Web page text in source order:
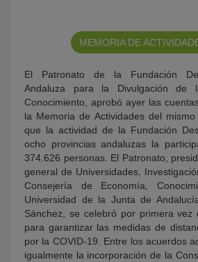
MEMORIA DE
El Patronato de la Fundación
Andaluza para la Divulgación de
Conocimiento, aprobó ayer las
la Memoria de Actividades del
que la actividad de la Fundación
ocho provincias andaluzas la
374.626 personas. El Patronato,
general de Universidades,
Consejería de Economía,
Universidad de la Junta de
Sánchez, se celebró por primera vez
para garantizar las medidas de
por la COVID-19. Entre los acuerdos
igualmente la incorporación de la